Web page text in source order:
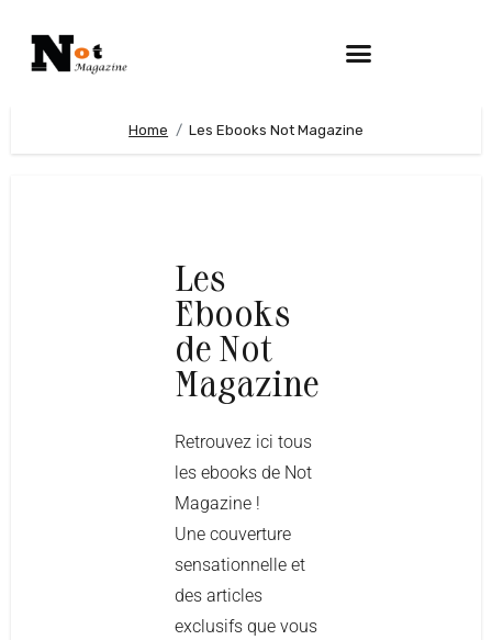
Home Les Ebooks Not Magazine
Les
Ebooks
de Not
Magazine
Retrouvez ici tous
les ebooks de Not
Magazine !
Une couverture
sensationnelle et
des articles
exclusifs que vous